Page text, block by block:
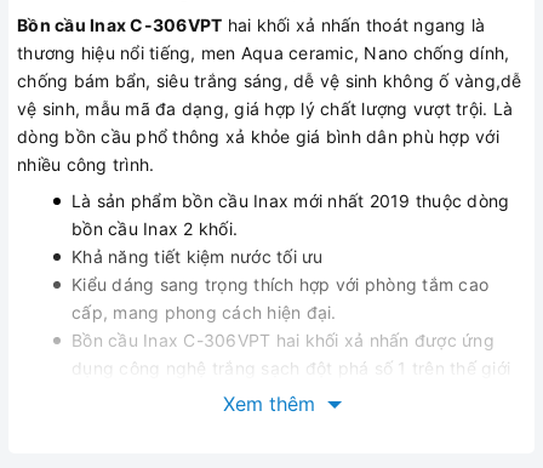
Bồn cầu Inax C-306VPT hai khối xả nhấn thoát ngang là
thương hiệu nổi tiếng, men Aqua ceramic, Nano chống dính,
chống bám bẩn, siêu trắng sáng, dễ vệ sinh không ố vàng,dễ
vệ sinh, mẫu mã đa dạng, giá hợp lý chất lượng vượt trội. Là
dòng bồn cầu phổ thông xả khỏe giá bình dân phù hợp với
nhiều công trình.
Là sản phẩm bồn cầu Inax mới nhất 2019 thuộc dòng
bồn cầu Inax 2 khối.
Khả năng tiết kiệm nước tối ưu
Kiểu dáng sang trọng thích hợp với phòng tắm cao
cấp, mang phong cách hiện đại.
Bồn cầu Inax C-306VPT hai khối xả nhấn được ứng
dụng công nghệ trắng sạch đột phá số 1 trên thế giới
Xem thêm